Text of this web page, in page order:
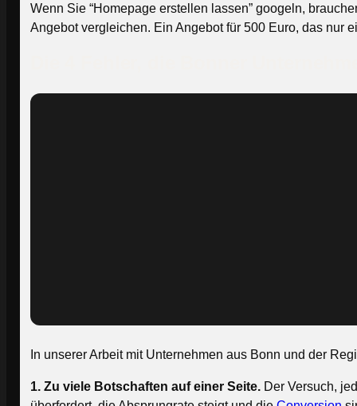
Wenn Sie “Homepage erstellen lassen” googeln,
Angebot vergleichen. Ein Angebot für 500 Euro, das nur
In unserer Arbeit mit Unternehmen aus Bonn und der
1. Zu viele Botschaften auf einer Seite. Der Versuch,